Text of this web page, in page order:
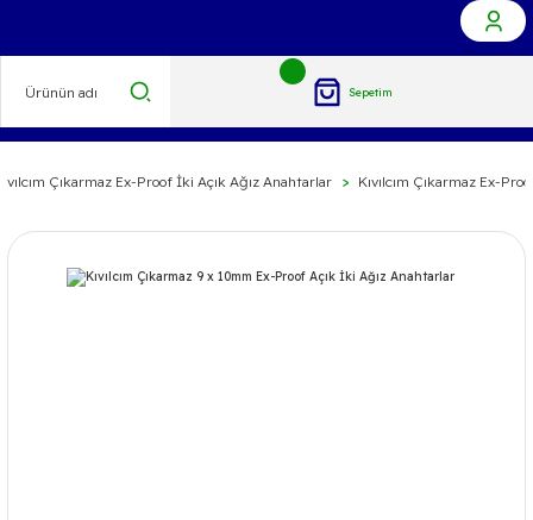
Sepetim
Çıkarmaz Ex-Proof İki Açık Ağız Anahtarlar Kıvılcım Çıkarmaz Ex-